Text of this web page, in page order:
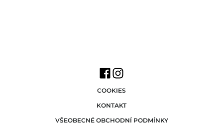
COOKIES
KONTAKT
VŠEOBECNÉ OBCHODNÍ PODMÍNKY